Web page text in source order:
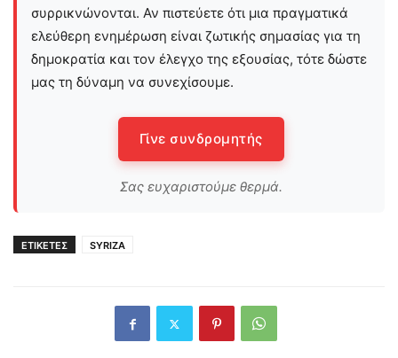
συρρικνώνονται. Αν πιστεύετε ότι μια πραγματικά
ελεύθερη ενημέρωση είναι ζωτικής σημασίας για τη
δημοκρατία και τον έλεγχο της εξουσίας, τότε δώστε
μας τη δύναμη να συνεχίσουμε.
Γίνε συνδρομητής
Σας ευχαριστούμε θερμά.
ΕΤΙΚΕΤΕΣ SYRIZA